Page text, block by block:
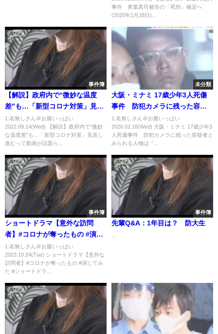
事件 青葉真司被告の「死刑」確定へ
(2025年1月28日)...
事件簿
【解説】政府内で“微妙な温度
差”も…「新型コロナ対策」見直
し進む
1:名無しさん＠お腹いっぱい
2022.09.14(Wed) 【解説】政府内で“微妙
な温度差”も…「新型コロナ対策」見直し
進むって動画が話題ら...
未分類
大阪・ミナミ 17歳少年3人死傷
事件 防犯カメラに残った容疑
者とみられる人物は「走って逃
げる」そぶりなく…事件直前に
被害者と“グリ下”で会っていた
1:名無しさん＠お腹いっぱい
2026.02.18(Wed) 大阪・ミナミ 17歳少年3
人死傷事件 防犯カメラに残った容疑者と
みられる人物は「...
事件簿
ショートドラマ【意外な訪問
者】#コロナが奪ったもの #演じ
てみた #ショートドラマ #ごっこ
倶楽部 #短編ドラマ #ドラマティ
ッカー #ショートフィルム #西條
1:名無しさん＠お腹いっぱい
2023.10.24(Tue) ショートドラマ【意外な
訪問者】#コロナが奪ったもの #演じてみ
た #ショートドラ...
事件簿
先輩Q&A：1年目は？ 防大生